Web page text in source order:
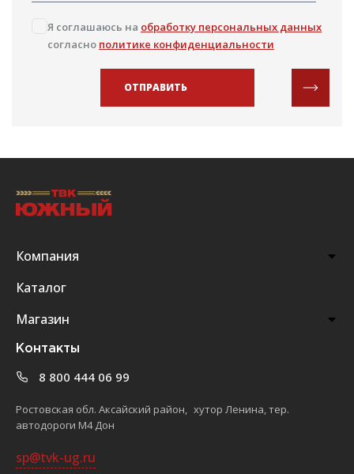
Я соглашаюсь на обработку персональных данных
согласно политике конфиденциальности
ОТПРАВИТЬ
Компания
Каталог
Магазин
Контакты
8 800 444 06 99
Ростовская обл. Аксайский район, хутор Ленина, тер.
автодороги М4 Дон
sp@tvk-ug.ru